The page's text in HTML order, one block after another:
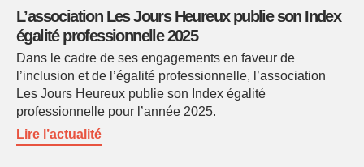
L’association Les Jours Heureux publie son Index
égalité professionnelle 2025
Dans le cadre de ses engagements en faveur de
l’inclusion et de l’égalité professionnelle, l’association
Les Jours Heureux publie son Index égalité
professionnelle pour l’année 2025.
Lire l’actualité